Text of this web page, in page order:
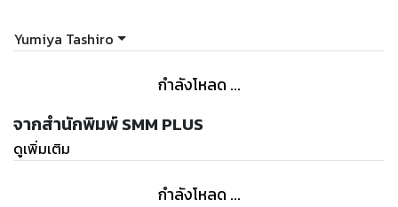
Yumiya Tashiro
กำลังโหลด ...
จากสำนักพิมพ์ SMM PLUS
ดูเพิ่มเติม
กำลังโหลด ...